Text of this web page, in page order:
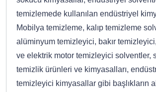
temizlemede kullanılan endüstriyel
Mobilya temizleme, kalıp temizleme
alüminyum temizleyici, bakır
ve elektrik motor temizleyici solventler,
temizlik ürünleri ve kimyasalları,
temizleyici kimyasallar gibi başlıkların